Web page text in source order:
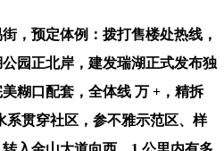
预定体例：拨打售楼处热线，
公园正北岸，建发瑞湖正式发布独
糊口配套，全体线 万 +，精拆
系贯穿社区，参不雅示范区、样